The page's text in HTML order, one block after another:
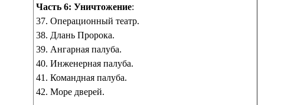
Часть 6: Уничтожение:
37. Операционный театр.
38. Длань Пророка.
39. Ангарная палуба.
40. Инженерная палуба.
41. Командная палуба.
42. Море дверей.